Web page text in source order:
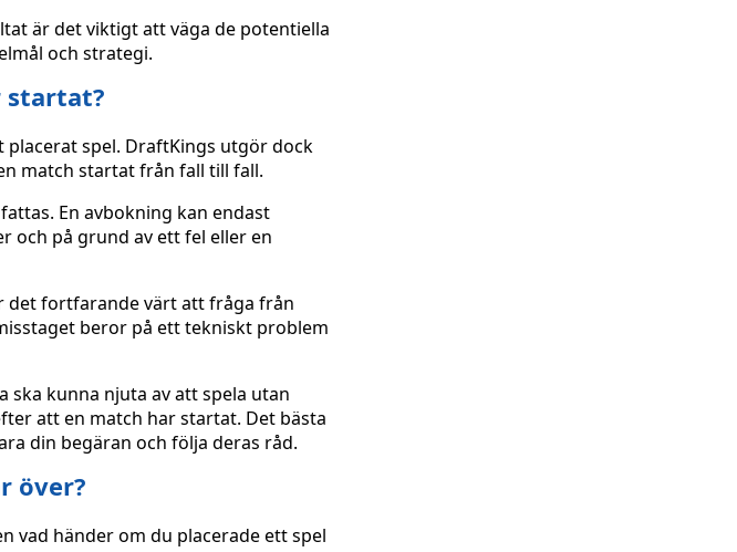
är det viktigt att väga de potentiella
och strategi.
startat?
spel. DraftKings utgör dock
match startat från fall till fall.
En avbokning kan endast
och på grund av ett fel eller en
det fortfarande värt att fråga från
beror på ett tekniskt problem
ska kunna njuta av att spela utan
att en match har startat. Det bästa
din begäran och följa deras råd.
över?
vad händer om du placerade ett spel